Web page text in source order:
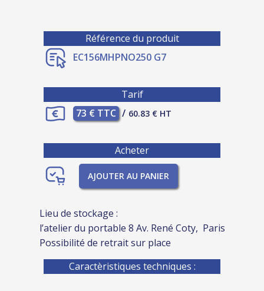
Référence du produit
EC156MHPNO250 G7
Tarif
73 € TTC / 60.83 € HT
Acheter
AJOUTER AU PANIER
Lieu de stockage :
l’atelier du portable 8 Av. René Coty, Paris
Possibilité de retrait sur place
Caractèristiques techniques :